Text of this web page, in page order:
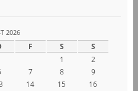
2026
F S S
1
2
7 8
9
14 15
16